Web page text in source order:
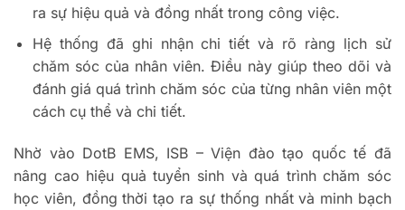
ra sự hiệu quả và đồng nhất trong công việc.
Hệ thống đã ghi nhận chi tiết và rõ ràng lịch sử
chăm sóc của nhân viên. Điều này giúp theo dõi và
đánh giá quá trình chăm sóc của từng nhân viên một
cách cụ thể và chi tiết.
Nhờ vào DotB EMS, ISB – Viện đào tạo quốc tế đã
nâng cao hiệu quả tuyển sinh và quá trình chăm sóc
học viên, đồng thời tạo ra sự thống nhất và minh bạch